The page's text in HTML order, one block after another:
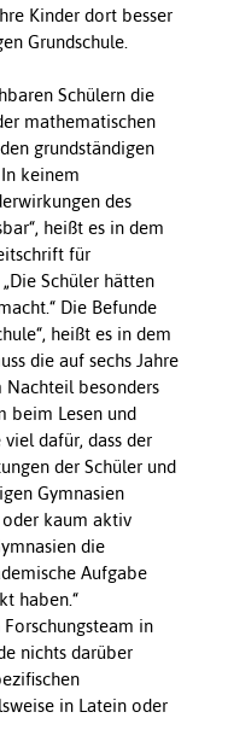
Kinder dort besser
Grundschule.
Schülern die
mathematischen
grundständigen
keinem
des
heißt es in dem
für
Schüler hätten
Die Befunde
heißt es in dem
die auf sechs Jahre
Nachteil besonders
beim Lesen und
dafür, dass der
der Schüler und
Gymnasien
kaum aktiv
die
Aufgabe
haben.“
in
nichts darüber
in Latein oder